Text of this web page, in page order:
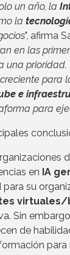
un año, la
la
", afirma
en las
una
para
e
para
en IA
para su
virtuales/
Sin
de
para